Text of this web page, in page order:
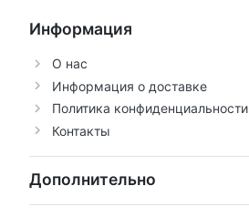
Информация
О нас
Информация о доставке
Политика конфиденциальности
Контакты
Дополнительно